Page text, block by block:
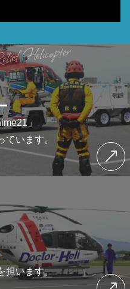
」
います。
担います。